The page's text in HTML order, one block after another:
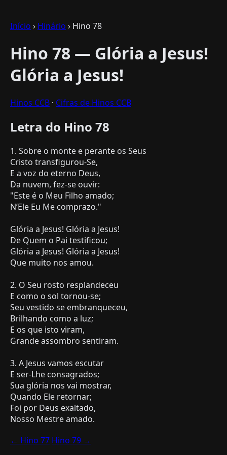
Início › Hinário › Hino 78
Hino 78 — Glória a Jesus!
Glória a Jesus!
Hinos CCB · Cifras de Hinos CCB
Letra do Hino 78
1. Sobre o monte e perante os Seus
Cristo transfigurou-Se,
E a voz do eterno Deus,
Da nuvem, fez-se ouvir:
"Este é o Meu Filho amado;
N’Ele Eu Me comprazo."
Glória a Jesus! Glória a Jesus!
De Quem o Pai testificou;
Glória a Jesus! Glória a Jesus!
Que muito nos amou.
2. O Seu rosto resplandeceu
E como o sol tornou-se;
Seu vestido se embranqueceu,
Brilhando como a luz;
E os que isto viram,
Grande assombro sentiram.
3. A Jesus vamos escutar
E ser-Lhe consagrados;
Sua glória nos vai mostrar,
Quando Ele retornar;
Foi por Deus exaltado,
← Hino 77 Hino 79 →